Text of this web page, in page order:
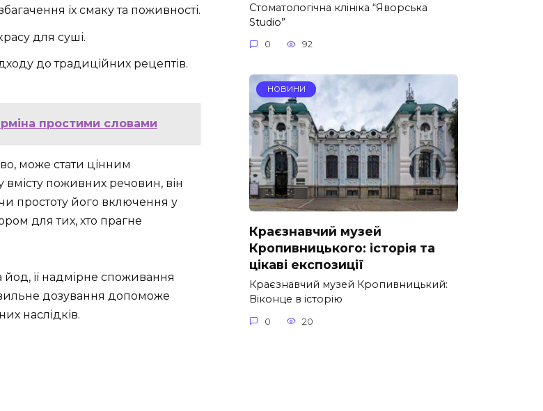
їх смаку та поживності.
для суші.
до традиційних рецептів.
простими словами
може стати цінним
поживних речовин, він
простоту його включення у
для тих, хто прагне
йод, її надмірне споживання
дозування допоможе
наслідків.
Стоматологічна клініка “Яворська
Studio”
0 92
НОВИНИ
Краєзнавчий музей
Кропивницького: історія та
цікаві експозиції
Краєзнавчий музей Кропивницький:
Віконце в історію
0 20